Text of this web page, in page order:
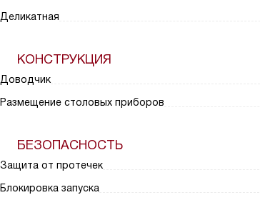
Деликатная
КОНСТРУКЦИЯ
Доводчик
Размещение столовых приборов
БЕЗОПАСНОСТЬ
Защита от протечек
Блокировка запуска